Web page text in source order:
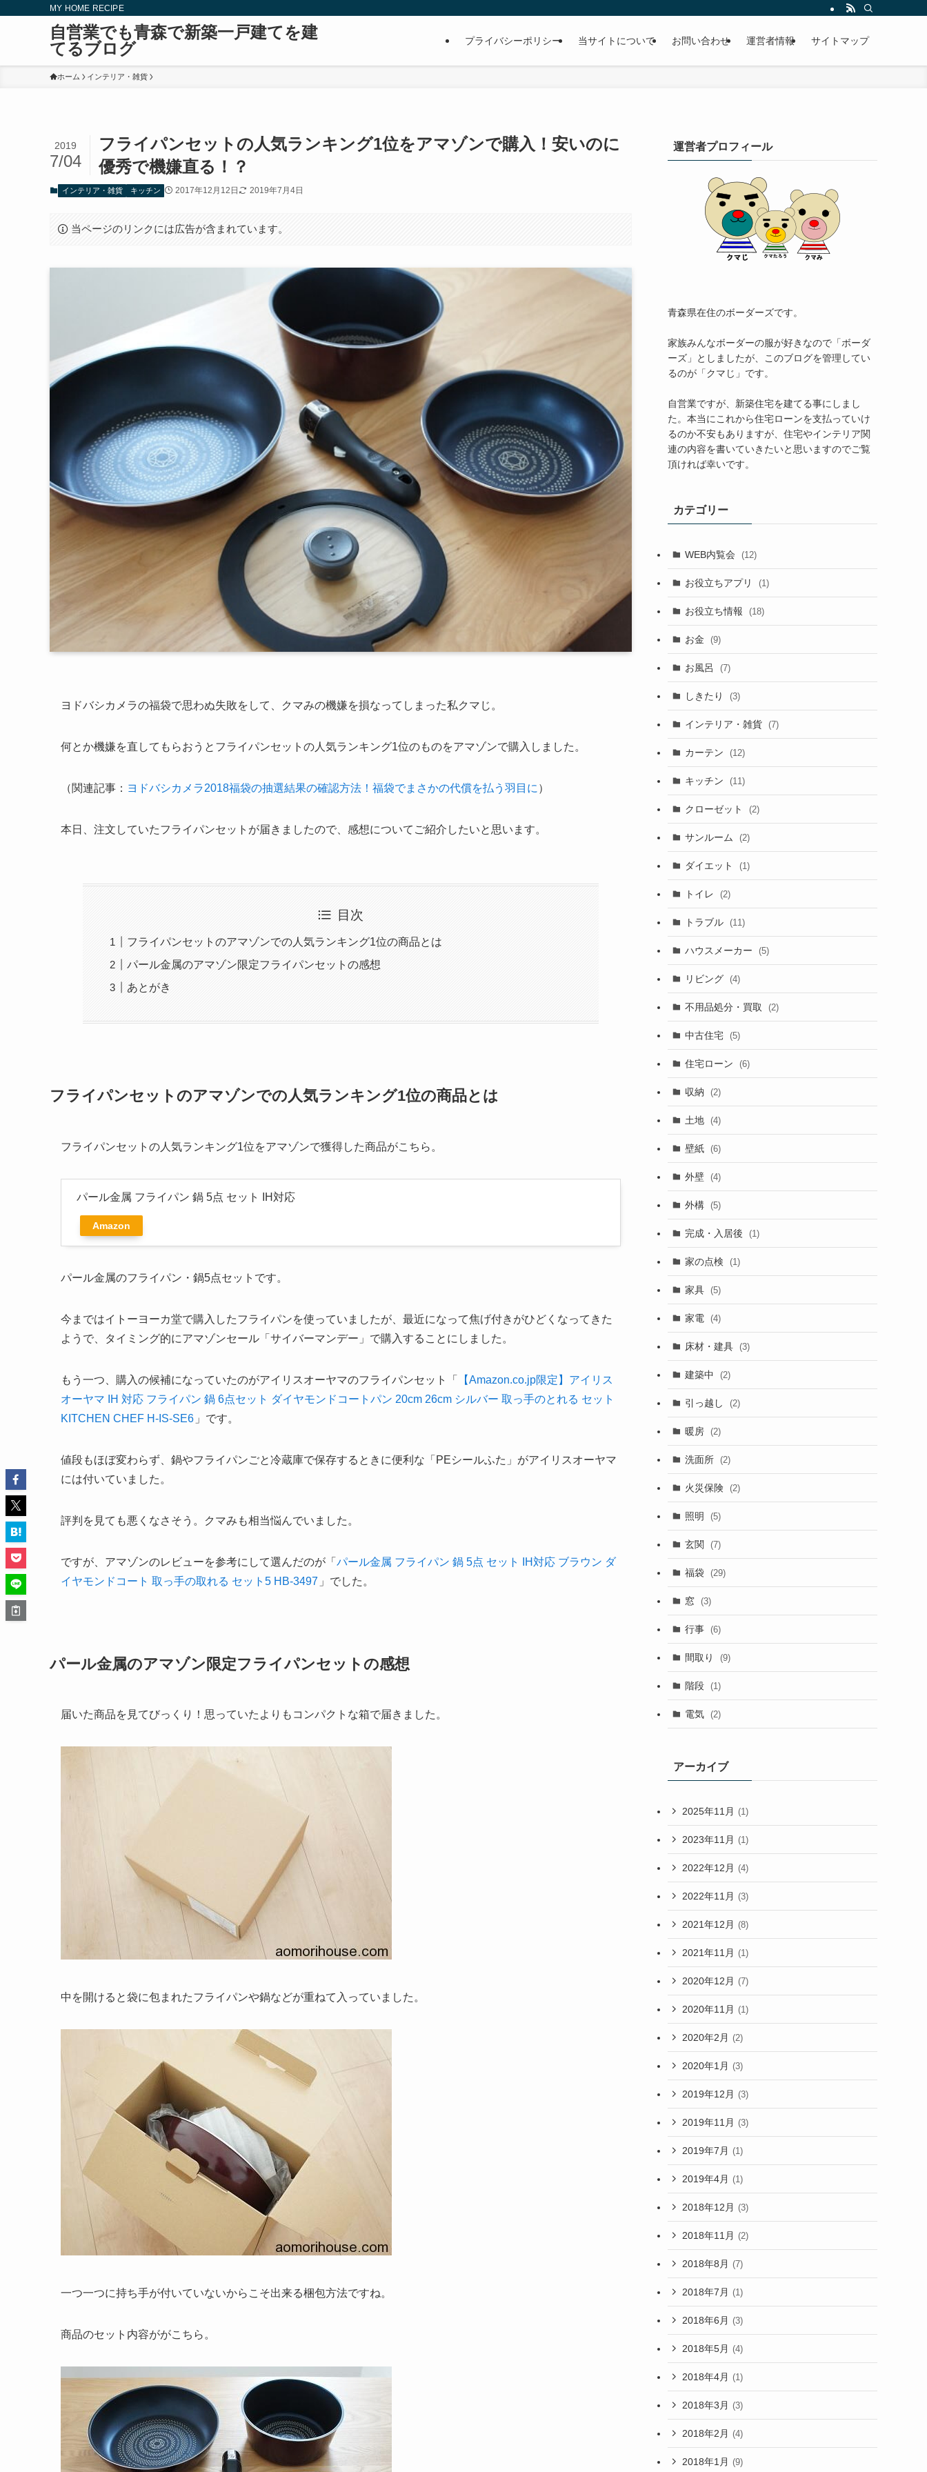
MY HOME RECIPE
自営業でも青森で新築一戸建てを建
てるブログ
プライバシーポリシー 当サイトについて お問い合わせ 運営者情報 サイトマップ
ホーム インテリア・雑貨
フライパンセットの人気ランキング1位をアマゾンで購入！安いのに
優秀で機嫌直る！？
2019
7/04
インテリア・雑貨 キッチン 2017年12月12日 2019年7月4日
当ページのリンクには広告が含まれています。
ヨドバシカメラの福袋で思わぬ失敗をして、クマみの機嫌を損なってしまった私クマじ。
何とか機嫌を直してもらおうとフライパンセットの人気ランキング1位のものをアマゾンで購入しました。
（関連記事： ヨドバシカメラ2018福袋の抽選結果の確認方法！福袋でまさかの代償を払う羽目に ）
本日、注文していたフライパンセットが届きましたので、感想についてご紹介したいと思います。
目次
フライパンセットのアマゾンでの人気ランキング1位の商品とは
パール金属のアマゾン限定フライパンセットの感想
あとがき
フライパンセットのアマゾンでの人気ランキング1位の商品とは
フライパンセットの人気ランキング1位をアマゾンで獲得した商品がこちら。
パール金属 フライパン 鍋 5点 セット IH対応
Amazon
パール金属のフライパン・鍋5点セットです。
今まではイトーヨーカ堂で購入したフライパンを使っていましたが、最近になって焦げ付きがひどくなってきた
ようで、タイミング的にアマゾンセール「サイバーマンデー」で購入することにしました。
もう一つ、購入の候補になっていたのがアイリスオーヤマのフライパンセット「
【Amazon.co.jp限定】アイリス
オーヤマ IH 対応 フライパン 鍋 6点セット ダイヤモンドコートパン 20cm 26cm シルバー 取っ手のとれる セット
KITCHEN CHEF H-IS-SE6 」です。
値段もほぼ変わらず、鍋やフライパンごと冷蔵庫で保存するときに便利な「PEシールふた」がアイリスオーヤマ
には付いていました。
評判を見ても悪くなさそう。クマみも相当悩んでいました。
ですが、アマゾンのレビューを参考にして選んだのが「 パール金属 フライパン 鍋 5点 セット IH対応 ブラウン ダ
イヤモンドコート 取っ手の取れる セット5 HB-3497 」でした。
パール金属のアマゾン限定フライパンセットの感想
届いた商品を見てびっくり！思っていたよりもコンパクトな箱で届きました。
中を開けると袋に包まれたフライパンや鍋などが重ねて入っていました。
一つ一つに持ち手が付いていないからこそ出来る梱包方法ですね。
商品のセット内容ががこちら。
運営者プロフィール
青森県在住のボーダーズです。
家族みんなボーダーの服が好きなので「ボーダ
ーズ」としましたが、このブログを管理してい
るのが「クマじ」です。
自営業ですが、新築住宅を建てる事にしまし
た。本当にこれから住宅ローンを支払っていけ
るのか不安もありますが、住宅やインテリア関
連の内容を書いていきたいと思いますのでご覧
頂ければ幸いです。
カテゴリー
WEB内覧会 (12)
お役立ちアプリ (1)
お役立ち情報 (18)
お金 (9)
お風呂 (7)
しきたり (3)
インテリア・雑貨 (7)
カーテン (12)
キッチン (11)
クローゼット (2)
サンルーム (2)
ダイエット (1)
トイレ (2)
トラブル (11)
ハウスメーカー (5)
リビング (4)
不用品処分・買取 (2)
中古住宅 (5)
住宅ローン (6)
収納 (2)
土地 (4)
壁紙 (6)
外壁 (4)
外構 (5)
完成・入居後 (1)
家の点検 (1)
家具 (5)
家電 (4)
床材・建具 (3)
建築中 (2)
引っ越し (2)
暖房 (2)
洗面所 (2)
火災保険 (2)
照明 (5)
玄関 (7)
福袋 (29)
窓 (3)
行事 (6)
間取り (9)
階段 (1)
電気 (2)
アーカイブ
2025年11月 (1)
2023年11月 (1)
2022年12月 (4)
2022年11月 (3)
2021年12月 (8)
2021年11月 (1)
2020年12月 (7)
2020年11月 (1)
2020年2月 (2)
2020年1月 (3)
2019年12月 (3)
2019年11月 (3)
2019年7月 (1)
2019年4月 (1)
2018年12月 (3)
2018年11月 (2)
2018年8月 (7)
2018年7月 (1)
2018年6月 (3)
2018年5月 (4)
2018年4月 (1)
2018年3月 (3)
2018年2月 (4)
2018年1月 (9)